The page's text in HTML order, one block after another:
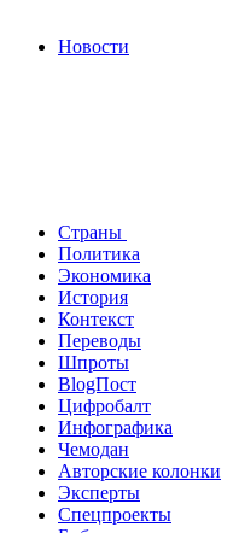
Новости
Страны
Политика
Экономика
История
Контекст
Переводы
Шпроты
BlogПост
Цифробалт
Инфографика
Чемодан
Авторские колонки
Эксперты
Спецпроекты